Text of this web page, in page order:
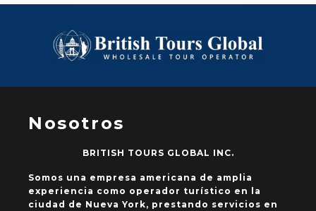
Nosotros
BRITISH TOURS GLOBAL INC.
Somos una empresa americana de amplia
experiencia como operador turístico en la
ciudad de Nueva York, prestando servicios en